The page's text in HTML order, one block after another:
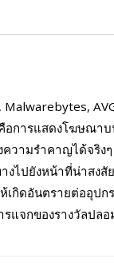
อการแสดงโฆษณา
ามรําคาญได้จริง
ไปยังหน้าที่น่าสงสั
กิดอันตรายต่ออุปก
จกของรางวัลปลอ